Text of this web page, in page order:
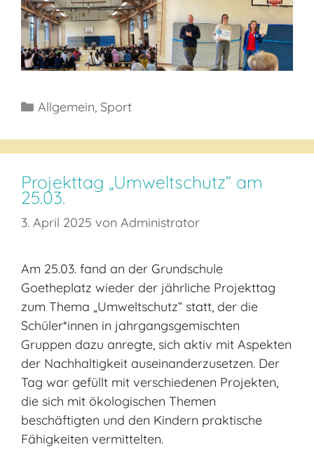
Kategorien
Allgemein, Sport
Projekttag „Umweltschutz“ am
25.03.
3. April 2025 von Administrator
Am 25.03. fand an der Grundschule
Goetheplatz wieder der jährliche Projekttag
zum Thema „Umweltschutz“ statt, der die
Schüler*innen in jahrgangsgemischten
Gruppen dazu anregte, sich aktiv mit Aspekten
der Nachhaltigkeit auseinanderzusetzen. Der
Tag war gefüllt mit verschiedenen Projekten,
die sich mit ökologischen Themen
beschäftigten und den Kindern praktische
Fähigkeiten vermittelten.